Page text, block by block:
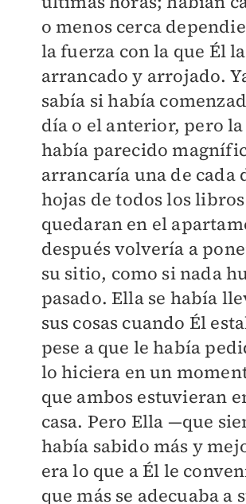
o menos cerca
la fuerza con la que Él
arrancado y arrojado.
sabía si había
día o el anterior, pero
había parecido
arrancaría una de cada
hojas de todos los
quedaran en el
después volvería a
su sitio, como si nada
pasado. Ella se había
sus cosas cuando Él
pese a que le había
lo hiciera en un
que ambos estuvieran
casa. Pero Ella —que
había sabido más y
era lo que a Él le
que más se adecuaba a